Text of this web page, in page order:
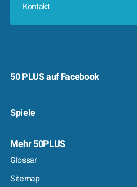
Kontakt
50 PLUS auf Facebook
Spiele
Mehr 50PLUS
Glossar
Sitemap